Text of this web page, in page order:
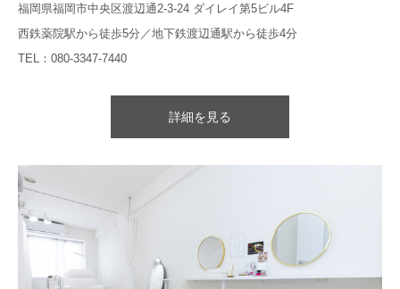
福岡県福岡市中央区渡辺通2-3-24 ダイレイ第5ビル4F
西鉄薬院駅から徒歩5分／地下鉄渡辺通駅から徒歩4分
TEL：080-3347-7440
詳細を見る